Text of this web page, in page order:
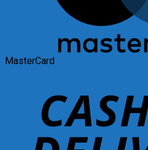
MasterCard